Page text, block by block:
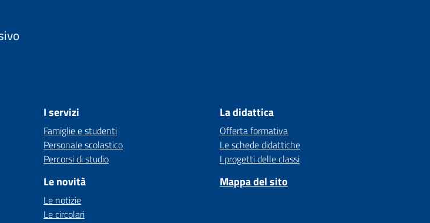
I servizi
Famiglie e studenti
Personale scolastico
Percorsi di studio
Le novità
Le notizie
Le circolari
La didattica
Offerta formativa
Le schede didattiche
I progetti delle classi
Mappa del sito